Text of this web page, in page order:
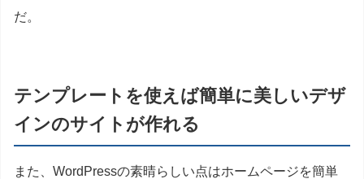
だ。
テンプレートを使えば簡単に美しいデザ
インのサイトが作れる
また、WordPressの素晴らしい点はホームページを簡単